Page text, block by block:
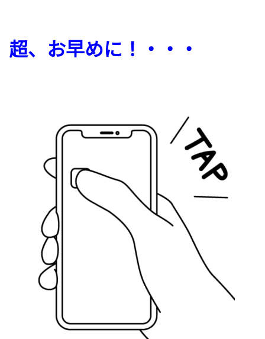
超、お早めに！・・・